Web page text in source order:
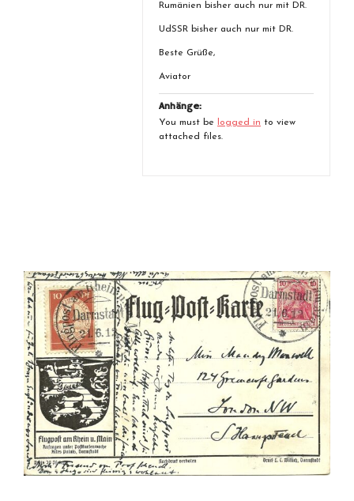
Rumänien bisher auch nur mit DR.
UdSSR bisher auch nur mit DR.
Beste Grüße,
Aviator
Anhänge:
You must be logged in to view
attached files.